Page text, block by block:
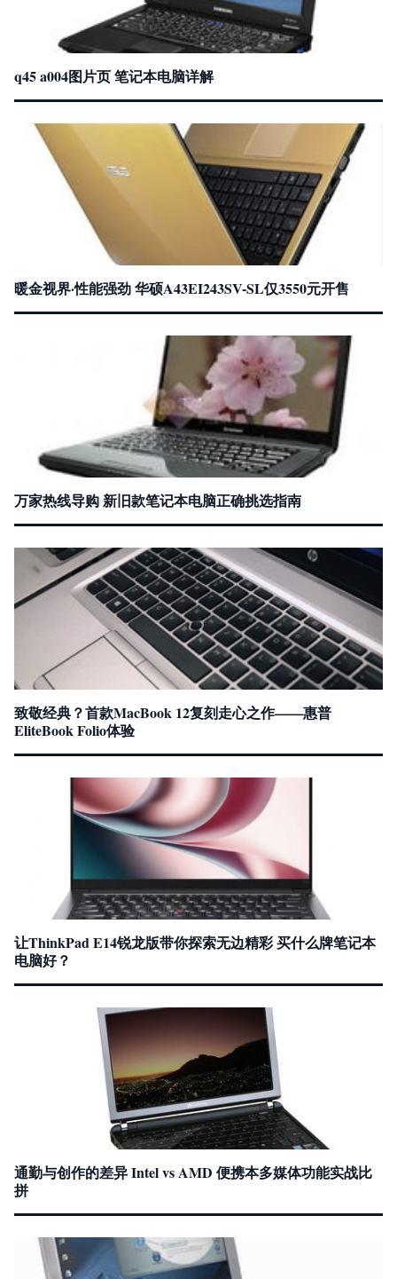
q45 a004图片页 笔记本电脑详解
暖金视界·性能强劲 华硕A43EI243SV-SL仅3550元开售
万家热线导购 新旧款笔记本电脑正确挑选指南
致敬经典？首款MacBook 12复刻走心之作——惠普
EliteBook Folio体验
让ThinkPad E14锐龙版带你探索无边精彩 买什么牌笔记本
电脑好？
通勤与创作的差异 Intel vs AMD 便携本多媒体功能实战比
拼